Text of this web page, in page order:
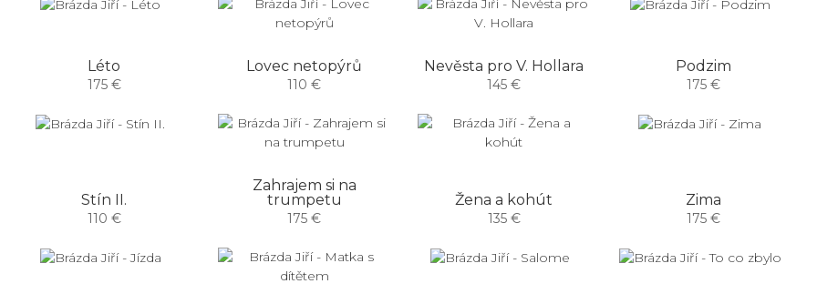
Léto
175 €
Lovec netopýrů
110 €
Nevěsta pro V. Hollara
145 €
Podzim
175 €
Stín II.
110 €
Zahrajem si na
trumpetu
175 €
Žena a kohút
135 €
Zima
175 €